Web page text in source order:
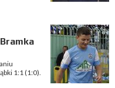
1:1 (1:0).